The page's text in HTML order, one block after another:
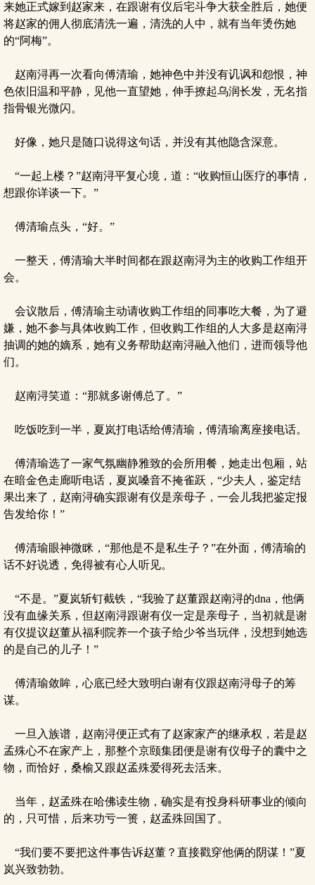
来她正式嫁到赵家来，在跟谢有仪后宅斗争大获全胜后，她便
将赵家的佣人彻底清洗一遍，清洗的人中，就有当年烫伤她
的“阿梅”。
赵南浔再一次看向傅清瑜，她神色中并没有讥讽和怨恨，神
色依旧温和平静，见他一直望她，伸手撩起乌润长发，无名指
指骨银光微闪。
好像，她只是随口说得这句话，并没有其他隐含深意。
“一起上楼？”赵南浔平复心境，道：“收购恒山医疗的事情，
想跟你详谈一下。”
傅清瑜点头，“好。”
一整天，傅清瑜大半时间都在跟赵南浔为主的收购工作组开
会。
会议散后，傅清瑜主动请收购工作组的同事吃大餐，为了避
嫌，她不参与具体收购工作，但收购工作组的人大多是赵南浔
抽调的她的嫡系，她有义务帮助赵南浔融入他们，进而领导他
们。
赵南浔笑道：“那就多谢傅总了。”
吃饭吃到一半，夏岚打电话给傅清瑜，傅清瑜离座接电话。
傅清瑜选了一家气氛幽静雅致的会所用餐，她走出包厢，站
在暗金色走廊听电话，夏岚嗓音不掩雀跃，“少夫人，鉴定结
果出来了，赵南浔确实跟谢有仪是亲母子，一会儿我把鉴定报
告发给你！”
傅清瑜眼神微眯，“那他是不是私生子？”在外面，傅清瑜的
话不好说透，免得被有心人听见。
“不是。”夏岚斩钉截铁，“我验了赵董跟赵南浔的dna，他俩
没有血缘关系，但赵南浔跟谢有仪一定是亲母子，当初就是谢
有仪提议赵董从福利院养一个孩子给少爷当玩伴，没想到她选
的是自己的儿子！”
傅清瑜敛眸，心底已经大致明白谢有仪跟赵南浔母子的筹
谋。
一旦入族谱，赵南浔便正式有了赵家家产的继承权，若是赵
孟殊心不在家产上，那整个京颐集团便是谢有仪母子的囊中之
物，而恰好，桑榆又跟赵孟殊爱得死去活来。
当年，赵孟殊在哈佛读生物，确实是有投身科研事业的倾向
的，只可惜，后来功亏一篑，赵孟殊回国了。
“我们要不要把这件事告诉赵董？直接戳穿他俩的阴谋！”夏
岚兴致勃勃。